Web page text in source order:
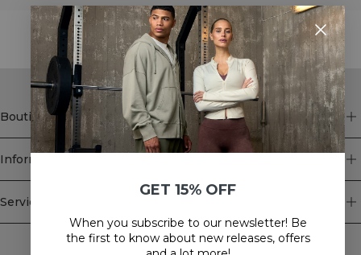
STYLE WITH
Boutique
Information
Service client
Newsletter
GET 15% OFF
When you subscribe to our newsletter! Be
the first to know about new releases, offers